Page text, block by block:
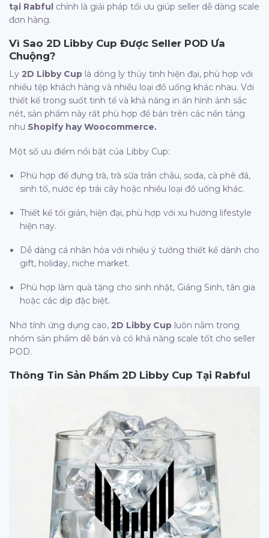
tại Rabful chính là giải pháp tối ưu giúp seller dễ dàng scale
đơn hàng.
Vì Sao 2D Libby Cup Được Seller POD Ưa
Chuộng?
Ly 2D Libby Cup là dòng ly thủy tinh hiện đại, phù hợp với
nhiều tệp khách hàng và nhiều loại đồ uống khác nhau. Với
thiết kế trong suốt tinh tế và khả năng in ấn hình ảnh sắc
nét, sản phẩm này rất phù hợp để bán trên các nền tảng
nhưShopify hay Woocommerce.
Một số ưu điểm nổi bật của Libby Cup:
Phù hợp để đựng trà, trà sữa trân châu, soda, cà phê đá,
sinh tố, nước ép trái cây hoặc nhiều loại đồ uống khác.
Thiết kế tối giản, hiện đại, phù hợp với xu hướng lifestyle
hiện nay.
Dễ dàng cá nhân hóa với nhiều ý tưởng thiết kế dành cho
gift, holiday, niche market.
Phù hợp làm quà tặng cho sinh nhật, Giáng Sinh, tân gia
hoặc các dịp đặc biệt.
Nhờ tính ứng dụng cao, 2D Libby Cup luôn nằm trong
nhóm sản phẩm dễ bán và có khả năng scale tốt cho seller
POD.
Thông Tin Sản Phẩm 2D Libby Cup Tại Rabful